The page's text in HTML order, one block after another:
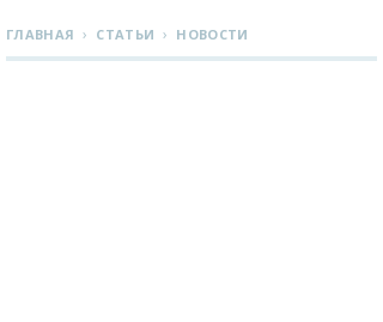
ГЛАВНАЯ › СТАТЬИ › НОВОСТИ